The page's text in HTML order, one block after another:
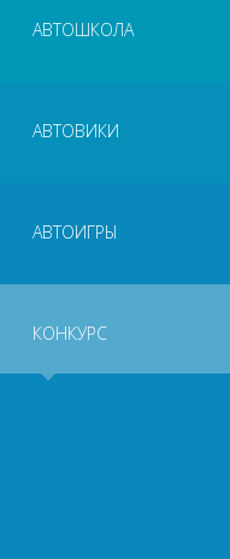
АВТОШКОЛА
АВТОВИКИ
АВТОИГРЫ
КОНКУРС